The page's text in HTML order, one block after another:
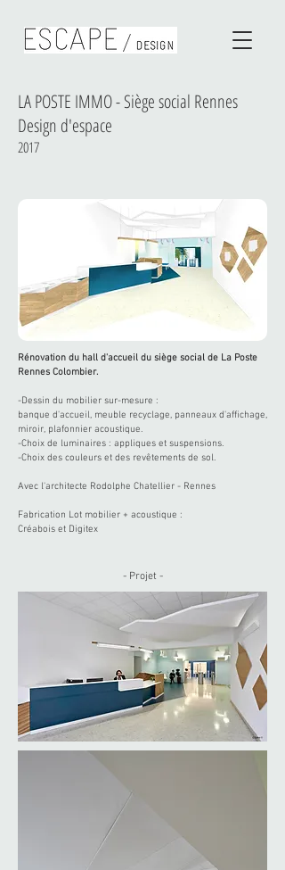
LA POSTE IMMO - Siège social Rennes
Design d'espace
2017
Rénovation du hall d'accueil du siège social de La Poste
Rennes Colombier.
-Dessin du mobilier sur-mesure :
banque d'accueil, meuble recyclage, panneaux d'affichage,
miroir, plafonnier acoustique.
-Choix de luminaires : appliques et suspensions.
-Choix des couleurs et des revêtements de sol.
Avec l'architecte Rodolphe Chatellier - Rennes
Fabrication Lot mobilier + acoustique :
Créabois et Digitex
- Projet -